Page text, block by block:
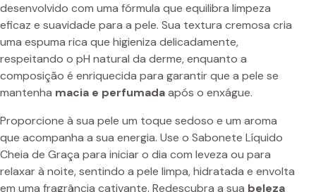
desenvolvido com uma fórmula que equilibra limpeza
eficaz e suavidade para a pele. Sua textura cremosa cria
uma espuma rica que higieniza delicadamente,
respeitando o pH natural da derme, enquanto a
composição é enriquecida para garantir que a pele se
mantenha macia e perfumadaapós o enxágue.
Proporcione à sua pele um toque sedoso e um aroma
que acompanha a sua energia. Use o Sabonete Líquido
Cheia de Graça para iniciar o dia com leveza ou para
relaxar à noite, sentindo a pele limpa, hidratada e envolta
em uma fragrância cativante. Redescubra a sua beleza